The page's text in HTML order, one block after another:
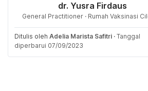
dr. Yusra Firdaus
General Practitioner · Rumah Vaksinasi
Ditulis oleh Adelia Marista Safitri · Tanggal
diperbarui 07/09/2023